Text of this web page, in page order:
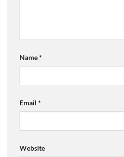
Name*
Email *
Website